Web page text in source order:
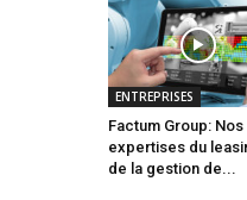
ENTREPRISES
Factum Group: Nos
expertises du
de la gestion de...